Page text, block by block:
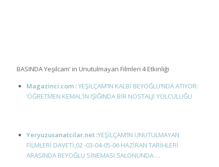
BASINDA Yeşilcam’ in Unutulmayan Filmleri 4 Etkinliği
Magazinci.com: YEŞİLÇAM’IN KALBİ BEYOĞLU’NDA ATIYOR:
’ÖĞRETMEN KEMAL’İN IŞIĞINDA BİR NOSTALJİ YOLCULUĞU
Yeryuzusanatcilar.net:YEŞİLÇAM’IN UNUTULMAYAN
FİLMLERİ DAVETİ,02 -03-04-05-06 HAZİRAN TARİHLERİ
ARASINDA BEYOĞLU SİNEMASI SALONUNDA….